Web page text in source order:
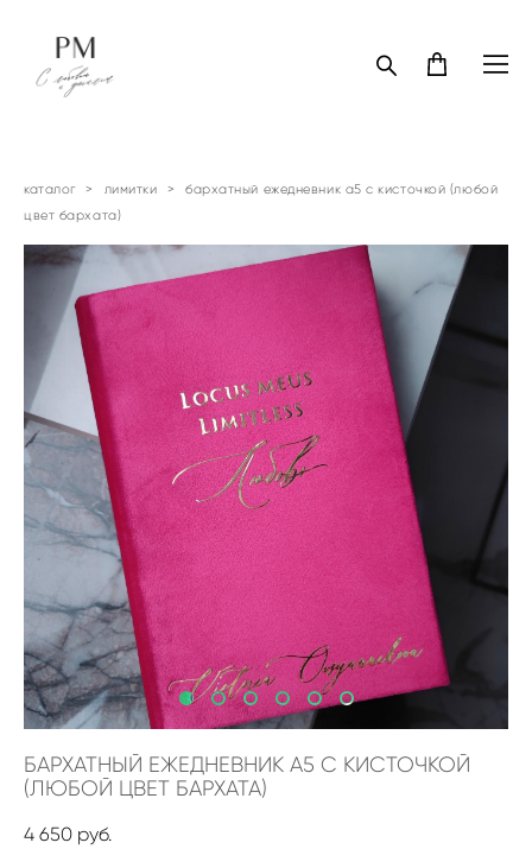
каталог > лимитки >
бархатный ежедневник а5 с кисточкой (любой
цвет бархата)
БАРХАТНЫЙ ЕЖЕДНЕВНИК А5 С КИСТОЧКОЙ
(ЛЮБОЙ ЦВЕТ БАРХАТА)
4 650 pуб.